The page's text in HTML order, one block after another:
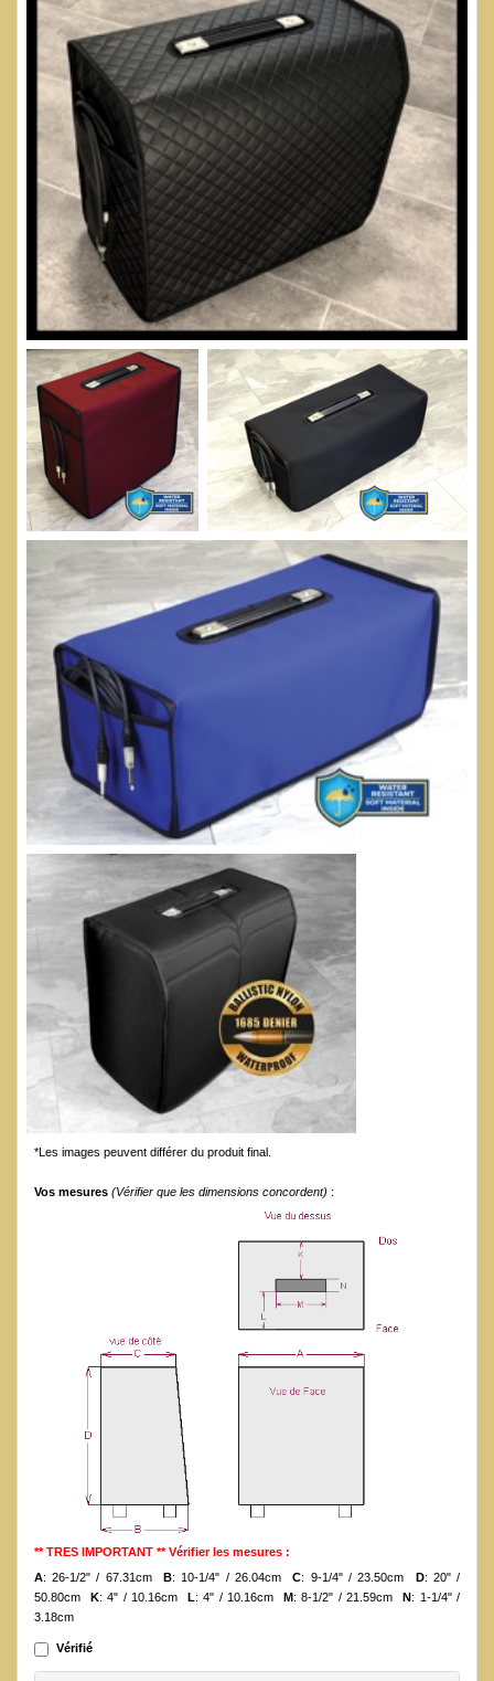
*Les images peuvent différer du produit final.
Vos mesures (Vérifier que les dimensions concordent) :
** TRES IMPORTANT ** Vérifier les mesures :
A: 26-1/2" / 67.31cm B: 10-1/4" / 26.04cmC: 9-1/4" / 23.50cm D: 20" /
50.80cm
K: 4" / 10.16cm L: 4" / 10.16cm M : 8-1/2" / 21.59cm N : 1-1/4" /
3.18cm
Vérifié